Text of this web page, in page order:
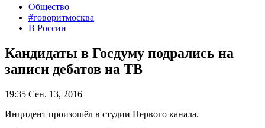
Общество
#говоритмосква
В России
Кандидаты в Госдуму подрались на
записи дебатов на ТВ
19:35 Сен. 13, 2016
Инцидент произошёл в студии Первого канала.